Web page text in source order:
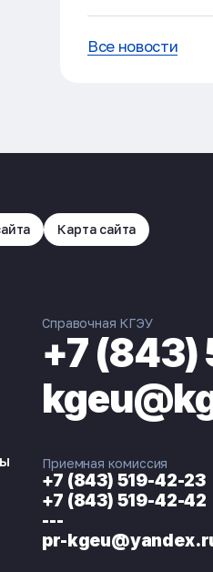
Все новости
Карта сайта
Справочная КГЭУ
+7
Приемная комиссия
+7 (843) 519-42-23
+7 (843) 519-42-42
---
pr-